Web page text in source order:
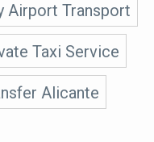
Airport Transport
Taxi Service
Alicante